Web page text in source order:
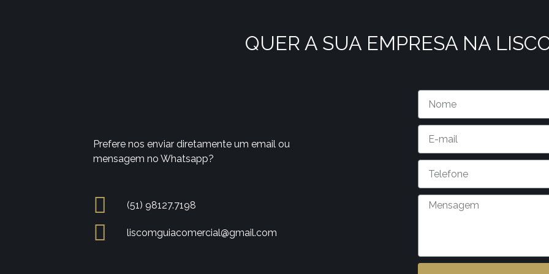
QUER A SUA EMPRESA NA
Prefere nos enviar diretamente um email ou
mensagem no Whatsapp?
(51) 98127.7198
liscomguiacomercial@gmail.com